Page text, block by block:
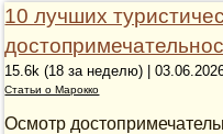
10 лучших
15.6k (18 за неделю) |
Статьи о Марокко
Осмотр